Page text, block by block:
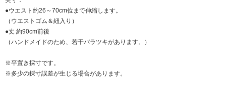
●ウエスト約26～70cm位まで伸縮します。
（ウエストゴム＆紐入り）
●丈 約90cm前後
（ハンドメイドのため、若干バラツキがあります。）
※平置き採寸です。
※多少の採寸誤差が生じる場合があります。